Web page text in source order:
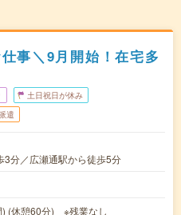
事＼9月開始！在宅多
土日祝日が休み
遣
3分／広瀬通駅から徒歩5分
) (休憩60分) ※残業なし